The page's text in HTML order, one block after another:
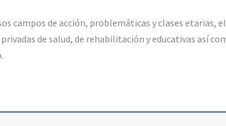
campos de acción, problemáticas y clases
de salud, de rehabilitación y educativas así